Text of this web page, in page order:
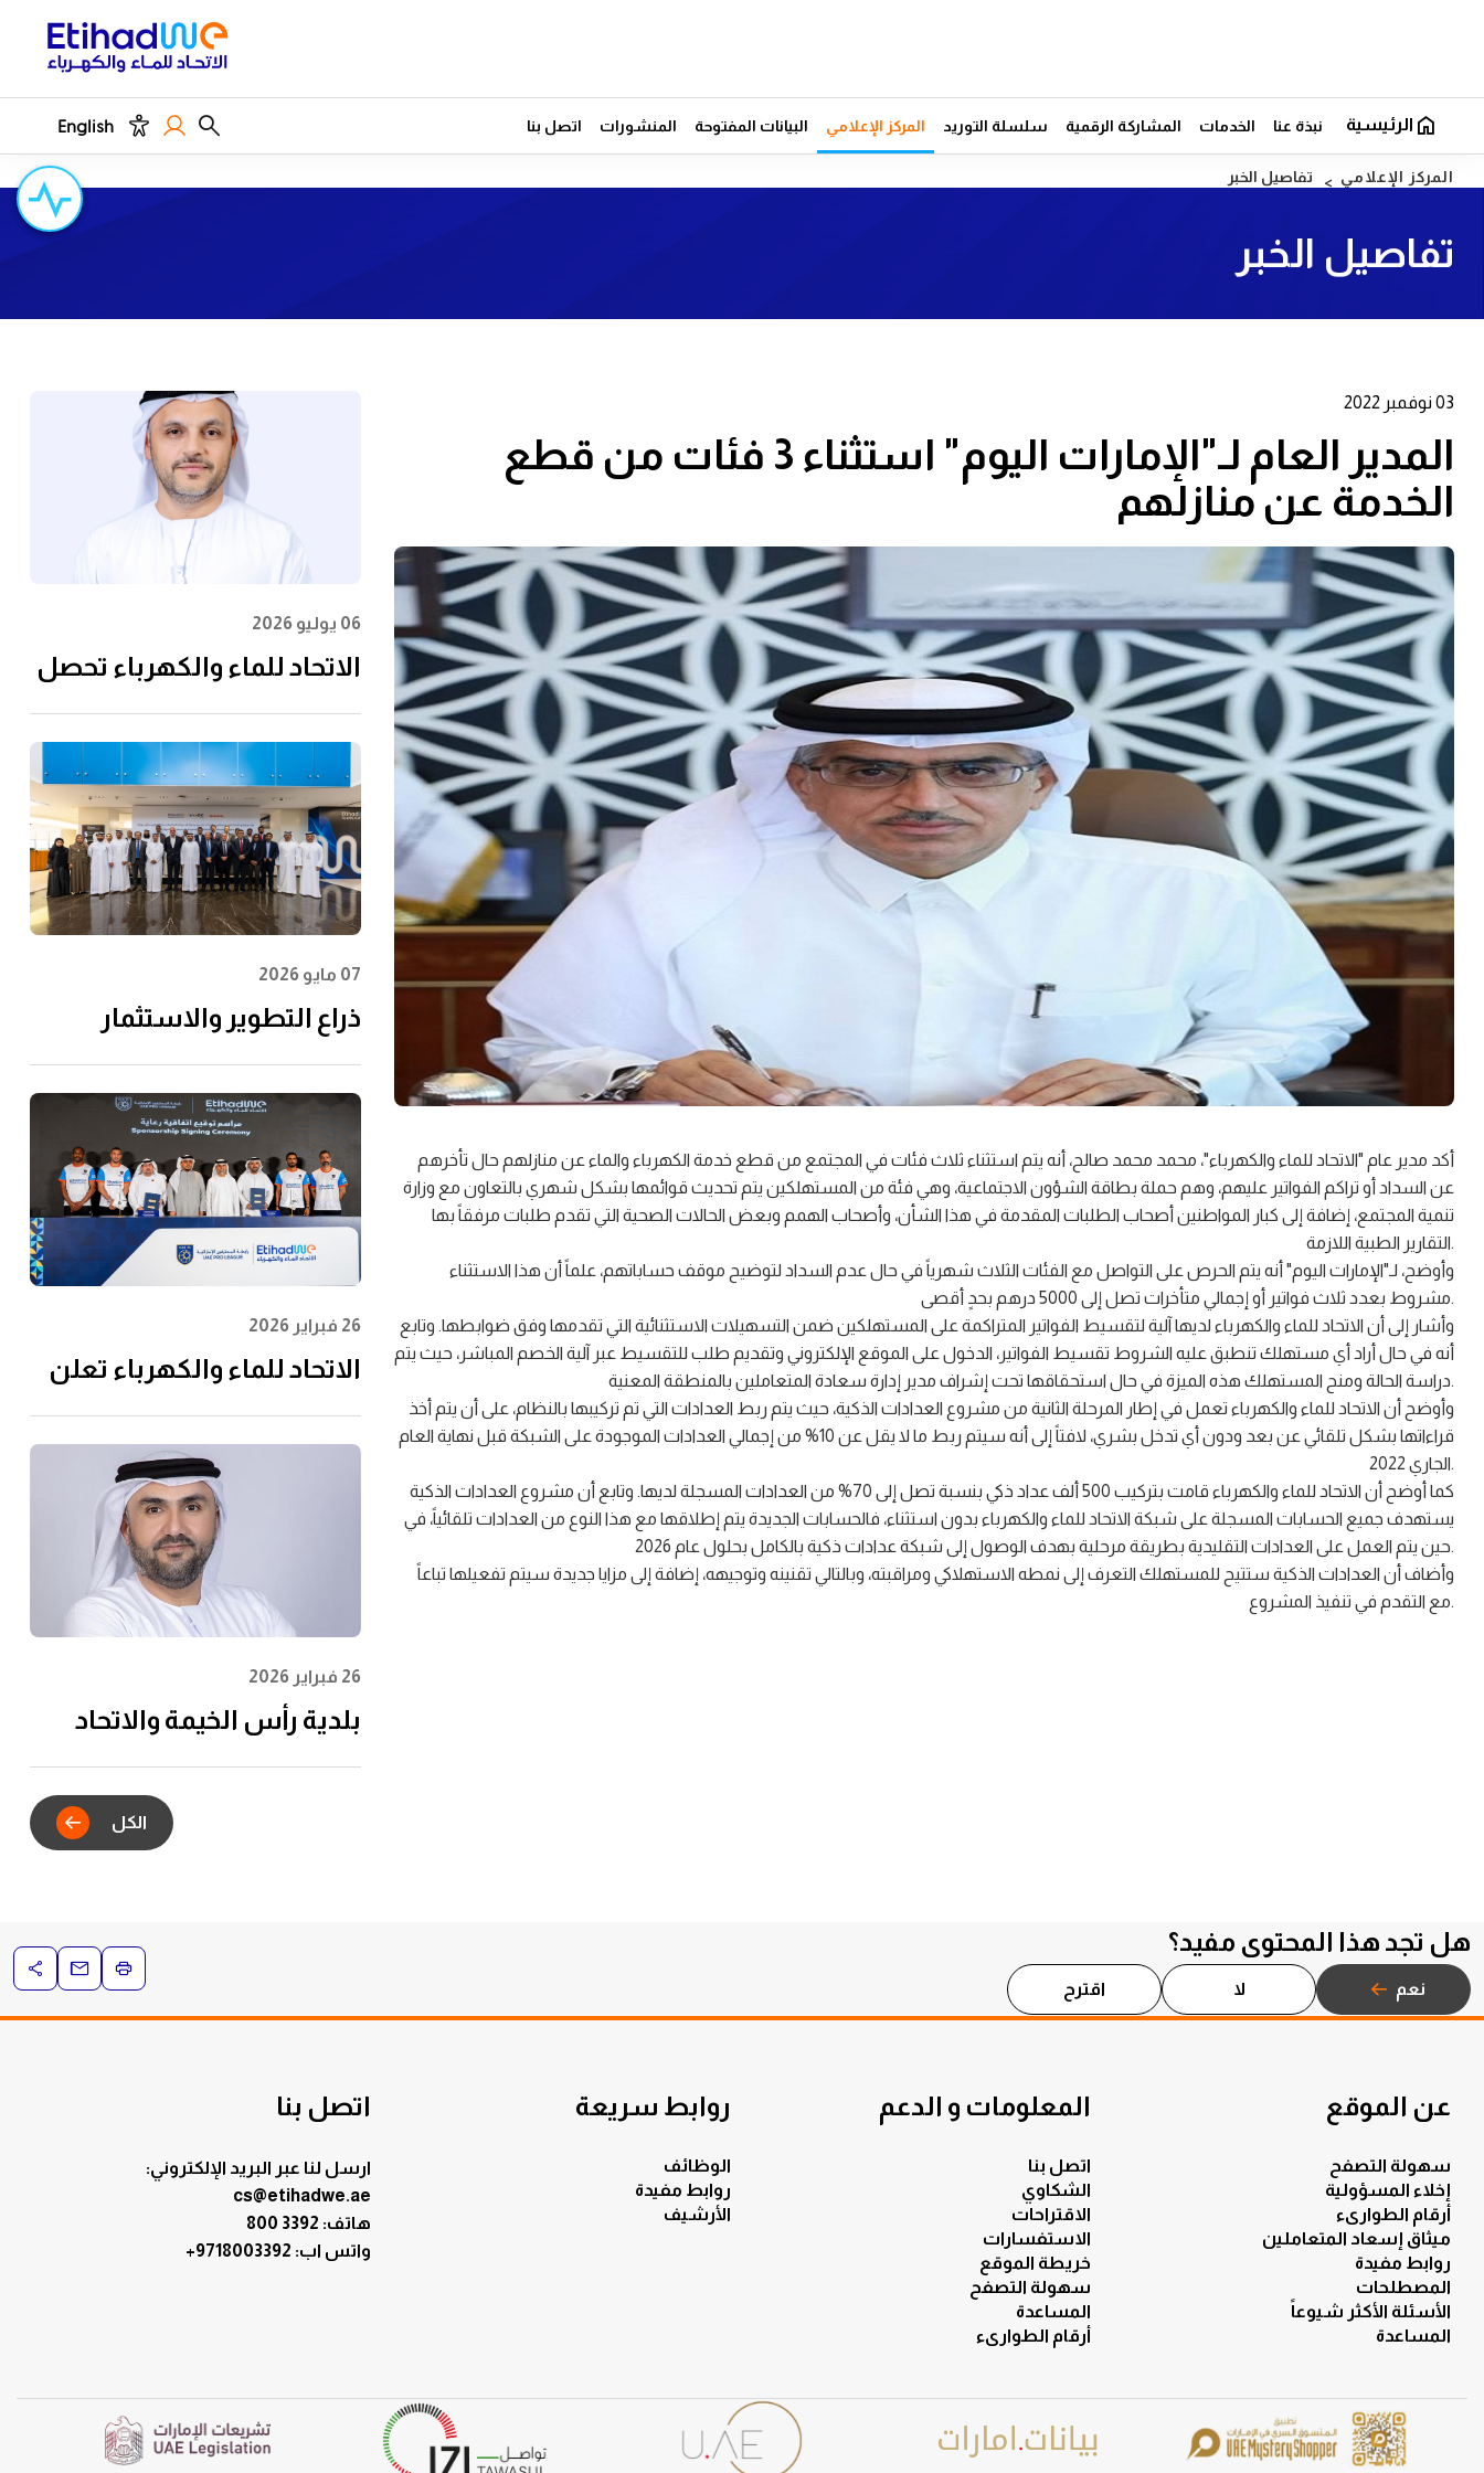
الرئيسية نبذة عنا الخدمات المشاركة الرقمية سلسلة التوريد المركز الإعلامي البيانات المفتوحة المنشورات اتصل بنا English
المركز الإعلامي تفاصيل الخبر
تفاصيل الخبر
03 نوفمبر 2022
المدير العام لـ"الإمارات اليوم" استثناء 3 فئات من قطع
الخدمة عن منازلهم
أكد مدير عام "الاتحاد للماء والكهرباء"، محمد محمد صالح، أنه يتم استثناء ثلاث فئات في المجتمع من قطع خدمة الكهرباء والماء عن منازلهم حال تأخرهم
عن السداد أو تراكم الفواتير عليهم، وهم حملة بطاقة الشؤون الاجتماعية، وهي فئة من المستهلكين يتم تحديث قوائمها بشكل شهري بالتعاون مع وزارة
تنمية المجتمع، إضافة إلى كبار المواطنين أصحاب الطلبات المقدمة في هذا الشأن، وأصحاب الهمم وبعض الحالات الصحية التي تقدم طلبات مرفقاً بها
التقارير الطبية اللازمة.
وأوضح، لـ"الإمارات اليوم" أنه يتم الحرص على التواصل مع الفئات الثلاث شهرياً في حال عدم السداد لتوضيح موقف حساباتهم، علماً أن هذا الاستثناء
مشروط بعدد ثلاث فواتير أو إجمالي متأخرات تصل إلى 5000 درهم بحدٍ أقصى.
وأشار إلى أن الاتحاد للماء والكهرباء لديها آلية لتقسيط الفواتير المتراكمة على المستهلكين ضمن التسهيلات الاستثنائية التي تقدمها وفق ضوابطها. وتابع
أنه في حال أراد أي مستهلك تنطبق عليه الشروط تقسيط الفواتير، الدخول على الموقع الإلكتروني وتقديم طلب للتقسيط عبر آلية الخصم المباشر، حيث يتم
دراسة الحالة ومنح المستهلك هذه الميزة في حال استحقاقها تحت إشراف مدير إدارة سعادة المتعاملين بالمنطقة المعنية.
وأوضح أن الاتحاد للماء والكهرباء تعمل في إطار المرحلة الثانية من مشروع العدادات الذكية، حيث يتم ربط العدادات التي تم تركيبها بالنظام، على أن يتم أخذ
قراءاتها بشكل تلقائي عن بعد ودون أي تدخل بشري، لافتاً إلى أنه سيتم ربط ما لا يقل عن 10% من إجمالي العدادات الموجودة على الشبكة قبل نهاية العام
الجاري 2022.
كما أوضح أن الاتحاد للماء والكهرباء قامت بتركيب 500 ألف عداد ذكي بنسبة تصل إلى 70% من العدادات المسجلة لديها. وتابع أن مشروع العدادات الذكية
يستهدف جميع الحسابات المسجلة على شبكة الاتحاد للماء والكهرباء بدون استثناء، فالحسابات الجديدة يتم إطلاقها مع هذا النوع من العدادات تلقائياً، في
حين يتم العمل على العدادات التقليدية بطريقة مرحلية بهدف الوصول إلى شبكة عدادات ذكية بالكامل بحلول عام 2026.
وأضاف أن العدادات الذكية ستتيح للمستهلك التعرف إلى نمطه الاستهلاكي ومراقبته، وبالتالي تقنينه وتوجيهه، إضافة إلى مزايا جديدة سيتم تفعيلها تباعاً
مع التقدم في تنفيذ المشروع.
06 يوليو 2026
الاتحاد للماء والكهرباء تحصل
55001:2024 في إدارة الأصول
07 مايو 2026
ذراع التطوير والاستثمار
والكهرباء" توقِّع اتفاقية مع
إن إم دي سي إنفرا ولانتانيا
لتنفيذ مشروع محطة الفجيرة
للتحلية سعة 60 مليون جالون
يوميًا
26 فبراير 2026
الاتحاد للماء والكهرباء تعلن
الإماراتية لتعزيز مشاركة
الشباب وتعظيم الأثر
26 فبراير 2026
بلدية رأس الخيمة والاتحاد
الشراكة الاستراتيجية للتكامل
الرقمي في خدمات عقود
الكل
هل تجد هذا المحتوى مفيد؟
نعم لا اقترح
عن الموقع
سهولة التصفح
إخلاء المسؤولية
أرقام الطوارىء
ميثاق إسعاد المتعاملين
روابط مفيدة
المصطلحات
الأسئلة الأكثر شيوعاً
المساعدة
المعلومات و الدعم
اتصل بنا
الشكاوي
الاقتراحات
الاستفسارات
خريطة الموقع
سهولة التصفح
المساعدة
أرقام الطوارىء
روابط سريعة
الوظائف
روابط مفيدة
الأرشيف
اتصل بنا
ارسل لنا عبر البريد الإلكتروني:
cs@etihadwe.ae
هاتف: 3392 800
+9718003392 :واتس اب